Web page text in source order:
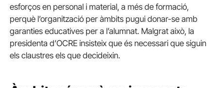
esforços en personal i material, a més de formació,
perquè l’organització per àmbits pugui donar-se amb
garanties educatives per a l’alumnat. Malgrat això, la
presidenta d’OCRE insisteix que és necessari que siguin
els claustres els que decideixin.